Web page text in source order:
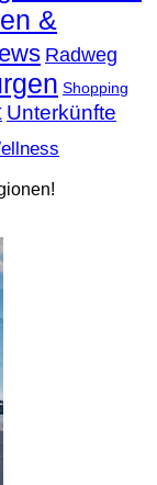
&
Radweg
Shopping
Unterkünfte